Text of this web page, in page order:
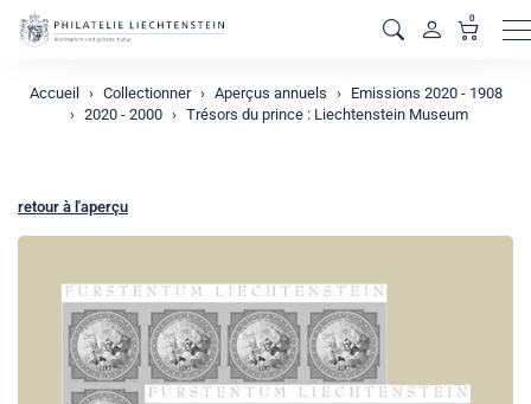
0
Accueil Collectionner Aperçus annuels
Emissions 2020 - 1908
2020 - 2000
Trésors du prince : Liechtenstein Museum
retour à l'aperçu